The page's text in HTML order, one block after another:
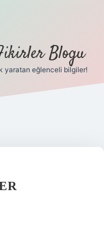
Blogu
yaratan eğlenceli bilgiler!